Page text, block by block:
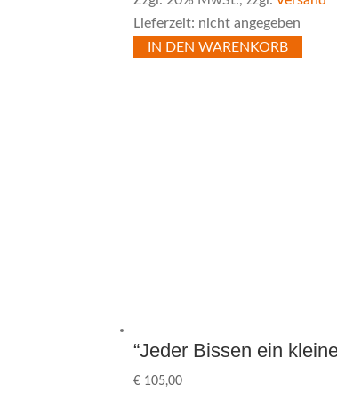
Lieferzeit: nicht angegeben
IN DEN WARENKORB
“Jeder Bissen ein
€ 105,00